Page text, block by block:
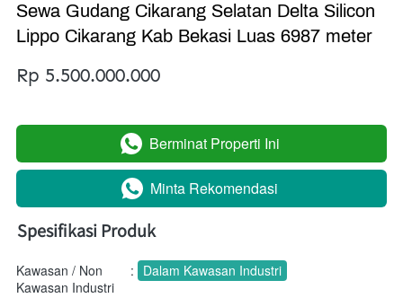
Sewa Gudang Cikarang Selatan Delta Silicon
Lippo Cikarang Kab Bekasi Luas 6987 meter
Rp 5.500.000.000
` Berminat Properti Ini
` Minta Rekomendasi
Spesifikasi Produk
Kawasan / Non
Kawasan Industri
: Dalam Kawasan Industri